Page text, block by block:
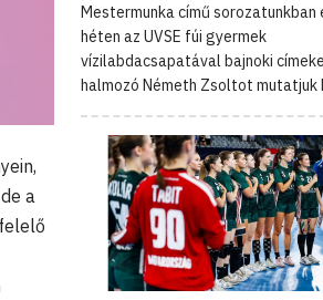
a
Mestermunka című sorozatunkban
héten az UVSE fúi gyermek
vízilabdacsapatával bajnoki
halmozó Németh Zsoltot mutatjuk